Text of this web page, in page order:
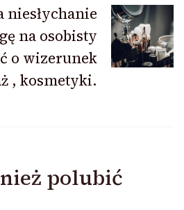
niesłychanie
na osobisty
o wizerunek
, kosmetyki.
polubić